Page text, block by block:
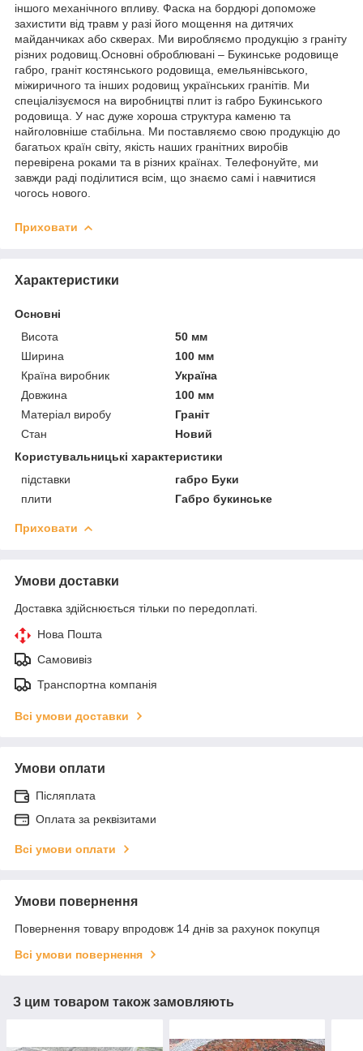
іншого механічного впливу. Фаска на бордюрі допоможе
захистити від травм у разі його мощення на дитячих
майданчиках або скверах. Ми виробляємо продукцію з граніту
різних родовищ.Основні оброблювані – Букинське родовище
габро, граніт костянського родовища, емельянівського,
міжиричного та інших родовищ українських гранітів. Ми
спеціалізуємося на виробництві плит із габро Букинського
родовища. У нас дуже хороша структура каменю та
найголовніше стабільна. Ми поставляємо свою продукцію до
багатьох країн світу, якість наших гранітних виробів
перевірена роками та в різних країнах. Телефонуйте, ми
завжди раді поділитися всім, що знаємо самі і навчитися
чогось нового.
Приховати
Характеристики
Основні
Висота
50 мм
Ширина
100 мм
Країна виробник
Україна
Довжина
100 мм
Матеріал виробу
Граніт
Стан
Новий
Користувальницькі характеристики
підставки
габро Буки
плити
Габро букинське
Приховати
Умови доставки
Доставка здійснюється тільки по передоплаті.
Нова Пошта
Самовивіз
Транспортна компанія
Всі умови доставки
Умови оплати
Післяплата
Оплата за реквізитами
Всі умови оплати
Умови повернення
Повернення товару впродовж 14 днів за рахунок покупця
Всі умови повернення
З цим товаром також замовляють